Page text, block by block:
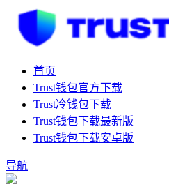
首页
Trust钱包官方下载
Trust冷钱包下载
Trust钱包下载最新版
Trust钱包下载安卓版
导航